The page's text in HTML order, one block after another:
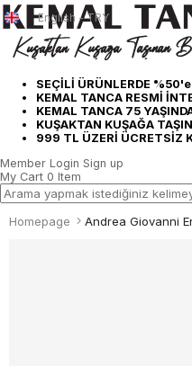
SEÇİLİ ÜRÜNLERDE
KEMAL TANCA RESMİ
KEMAL TANCA 75
KUŞAKTAN KUŞAĞA
999 TL ÜZERİ ÜCRETSİZ
English - TRY
Member Login Sign up
My Cart 0 Item
Homepage Andrea Giovanni